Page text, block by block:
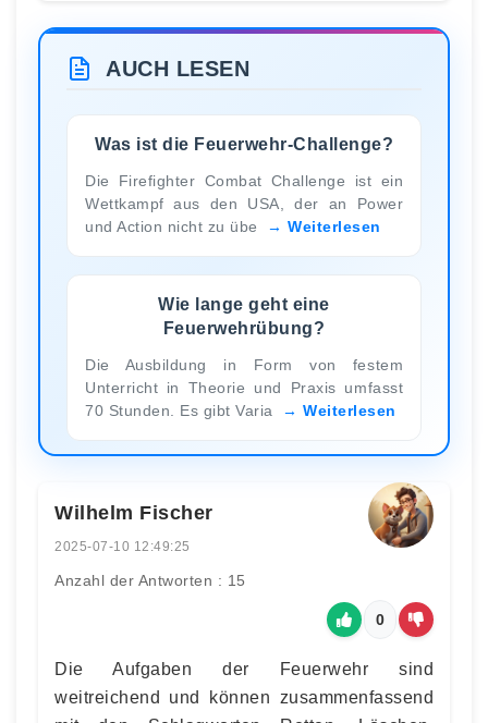
AUCH LESEN
Was ist die Feuerwehr-Challenge?
Die Firefighter Combat Challenge ist ein
Wettkampf aus den USA, der an Power
und Action nicht zu übe
Weiterlesen
Wie lange geht eine
Feuerwehrübung?
Die Ausbildung in Form von festem
Unterricht in Theorie und Praxis umfasst
70 Stunden. Es gibt Varia
Weiterlesen
Wilhelm Fischer
2025-07-10 12:49:25
Anzahl der Antworten : 15
0
Die Aufgaben der Feuerwehr sind
weitreichend und können zusammenfassend